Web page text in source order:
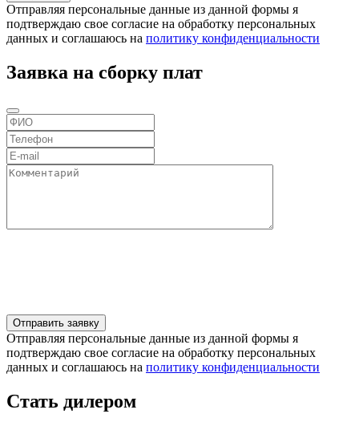
Отправляя персональные данные из данной формы я
подтверждаю свое согласие на обработку персональных
данных и соглашаюсь на политику конфиденциальности
Заявка на сборку плат
Отправляя персональные данные из данной формы я
подтверждаю свое согласие на обработку персональных
данных и соглашаюсь на политику конфиденциальности
Стать дилером